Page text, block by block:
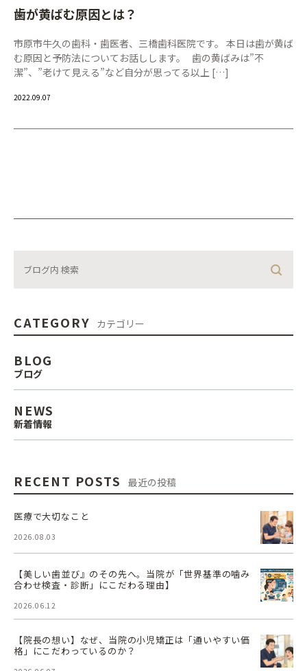
歯が黄ばむ原因とは？
市原市牛久の歯科・歯医者、三橋歯科医院です。 本日は歯が黄ば
む原因と予防法についてお話しします。 歯の黄ばみは”不
潔”、”老けて見える”など自分が思ってる以上 […]
2022.09.07
CATEGORY カテゴリー
BLOG
ブログ
NEWS
新着情報
RECENT POSTS 最近の投稿
医療で大切なこと
2026.08.03
【美しい歯並び』のその先へ。当院が「世界基準の噛み
合わせ検査・診断」にこだわる理由】
2026.06.12
【院長の想い】なぜ、当院の小児矯正は「通いやすい価
格」にこだわっているのか？